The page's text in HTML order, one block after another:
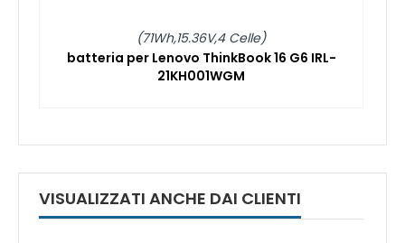
(71Wh,15.36V,4 Celle)
batteria per Lenovo ThinkBook 16 G6 IRL-
21KH001WGM
VISUALIZZATI ANCHE DAI CLIENTI